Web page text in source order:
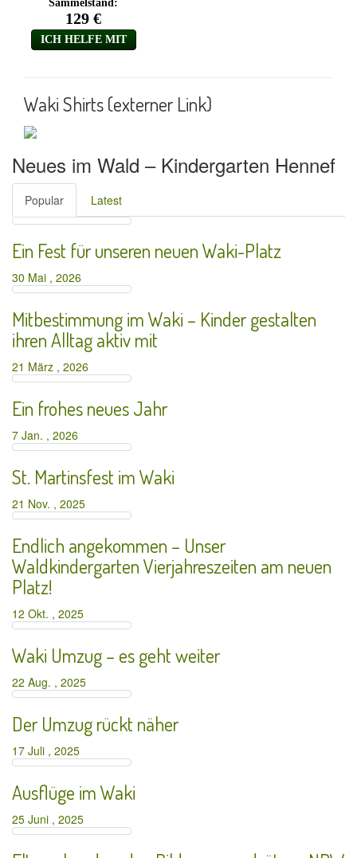
Waki Shirts (externer Link)
Neues im Wald – Kindergarten Hennef
Popular Latest
Ein Fest für unseren neuen Waki-Platz
30 Mai , 2026
Mitbestimmung im Waki – Kinder gestalten
ihren Alltag aktiv mit
21 März , 2026
Ein frohes neues Jahr
7 Jan. , 2026
St. Martinsfest im Waki
21 Nov. , 2025
Endlich angekommen – Unser
Waldkindergarten Vierjahreszeiten am neuen
Platz!
12 Okt. , 2025
Waki Umzug – es geht weiter
22 Aug. , 2025
Der Umzug rückt näher
17 Juli , 2025
Ausflüge im Waki
25 Juni , 2025